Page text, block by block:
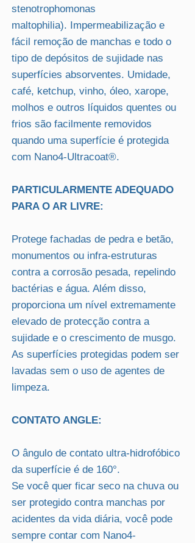
stenotrophomonas
maltophilia). Impermeabilização e
fácil remoção de manchas e todo o
tipo de depósitos de sujidade nas
superfícies absorventes. Umidade,
café, ketchup, vinho, óleo, xarope,
molhos e outros líquidos quentes ou
frios são facilmente removidos
quando uma superfície é protegida
com Nano4-Ultracoat®.
PARTICULARMENTE ADEQUADO
PARA O AR LIVRE:
Protege fachadas de pedra e betão,
monumentos ou infra-estruturas
contra a corrosão pesada, repelindo
bactérias e água. Além disso,
proporciona um nível extremamente
elevado de protecção contra a
sujidade e o crescimento de musgo.
As superfícies protegidas podem ser
lavadas sem o uso de agentes de
limpeza.
CONTATO ANGLE:
O ângulo de contato ultra-hidrofóbico
da superfície é de 160°.
Se você quer ficar seco na chuva ou
ser protegido contra manchas por
acidentes da vida diária, você pode
sempre contar com Nano4-